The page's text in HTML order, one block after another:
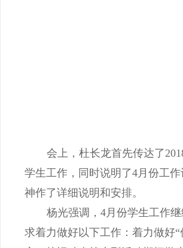
会上，杜长龙首先传达了
学生工作，同时说明了4月份工
神作了详细说明和安排。
杨光强调， 4月份学生工作
求着力做好以下工作：着力做好